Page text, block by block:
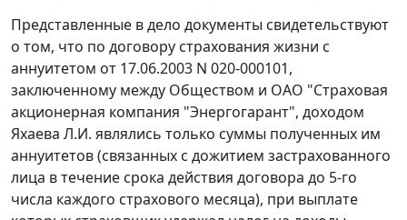
Представленные в дело документы свидетельствуют
о том, что по договору страхования жизни с
аннуитетом от 17.06.2003 N 020-000101,
заключенному между Обществом и ОАО "Страховая
акционерная компания "Энергогарант", доходом
Яхаева Л.И. являлись только суммы полученных им
аннуитетов (связанных с дожитием застрахованного
лица в течение срока действия договора до 5-го
числа каждого страхового месяца), при выплате